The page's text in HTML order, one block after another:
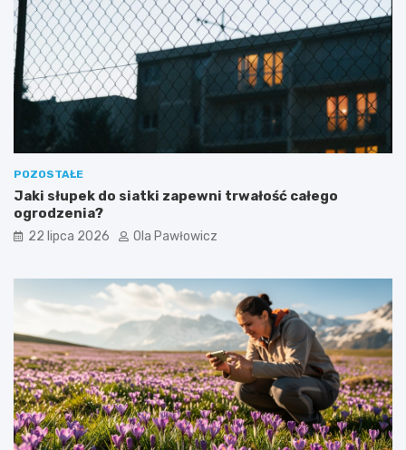
POZOSTAŁE
Jaki słupek do siatki zapewni trwałość całego
ogrodzenia?
22 lipca 2026 Ola Pawłowicz